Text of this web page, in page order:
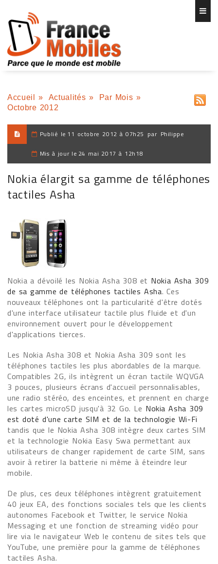
Accueil » Actualités » Par Mois »
Octobre 2012
Publié le 11 octobre 2012 à 07h25 par Philippe
Mis à jour le 24 mai 2017 à 12h18
Nokia élargit sa gamme de téléphones
tactiles Asha
Nokia a dévoilé les Nokia Asha 308 et Nokia Asha 309
de sa gamme de téléphones tactiles Asha. Ces
nouveaux téléphones ont la particularité d'être dotés
d'une interface utilisateur tactile plus fluide et d'un
environnement ouvert pour le développement
d'applications tierces.
Les Nokia Asha 308 et Nokia Asha 309 sont les
téléphones tactiles les plus abordables de la marque.
Compatibles 2G, ils intègrent un écran tactile WQVGA
3 pouces, plusieurs écrans d'accueil personnalisables,
une radio stéréo, des enceintes, et prennent en charge
les cartes microSD jusqu'à 32 Go. Le Nokia Asha 309
est doté d'une carte SIM et de la technologie Wi-Fi
tandis que le Nokia Asha 308 intègre deux cartes SIM
et la technologie Nokia Easy Swa permettant aux
utilisateurs de changer rapidement de carte SIM, sans
avoir à retirer la batterie ni même à éteindre leur
mobile.
De plus, ces deux téléphones intègrent gratuitement
40 jeux EA, des fonctions sociales tels que les clients
autonomes Facebook et Twitter, le service Nokia
Messaging et une fonction de streaming vidéo pour
lire via le navigateur Web le contenu de sites tels que
YouTube, une première pour la gamme de téléphones
tactiles Asha.